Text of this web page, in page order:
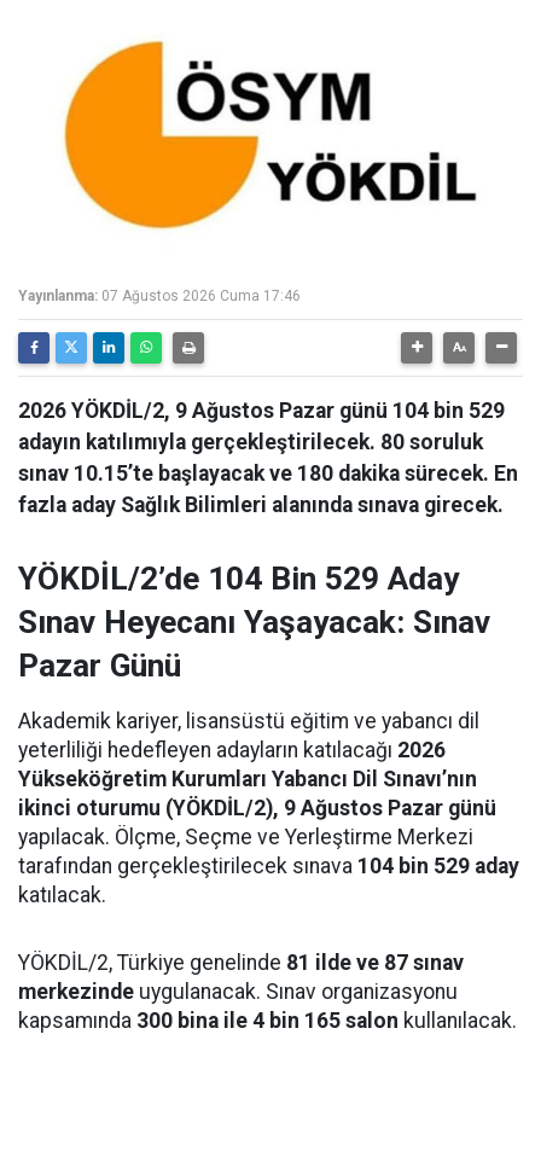
Yayınlanma: 07 Ağustos 2026 Cuma 17:46
2026 YÖKDİL/2, 9 Ağustos Pazar günü 104 bin 529
adayın katılımıyla gerçekleştirilecek. 80 soruluk
sınav 10.15’te başlayacak ve 180 dakika sürecek. En
fazla aday Sağlık Bilimleri alanında sınava girecek.
YÖKDİL/2’de 104 Bin 529 Aday
Sınav Heyecanı Yaşayacak: Sınav
Pazar Günü
Akademik kariyer, lisansüstü eğitim ve yabancı dil
yeterliliği hedefleyen adayların katılacağı 2026
Yükseköğretim Kurumları Yabancı Dil Sınavı’nın
ikinci oturumu (YÖKDİL/2), 9 Ağustos Pazar günü
yapılacak. Ölçme, Seçme ve Yerleştirme Merkezi
tarafından gerçekleştirilecek sınava 104 bin 529 aday
katılacak.
YÖKDİL/2, Türkiye genelinde 81 ilde ve 87 sınav
merkezinde uygulanacak. Sınav organizasyonu
kapsamında 300 bina ile 4 bin 165 salon kullanılacak.